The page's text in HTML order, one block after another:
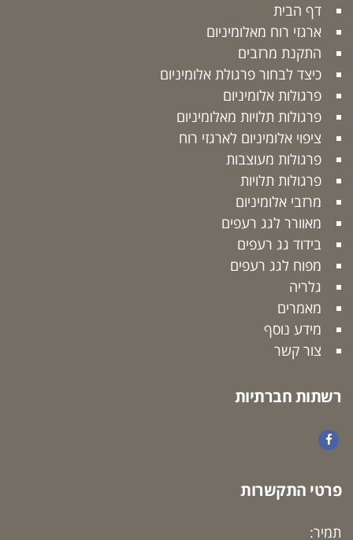
דף הבית
ארגזי רוח מאלומיניום
התקנת מרזבים
כיצד לבחור פרגולת אלומיניום
פרגולות אלומיניום
פרגולות תלויות מאלומיניום
ציפוי אלומיניום לארגזי רוח
פרגולות מעוצבות
פרגולות תלויות
מרזבי אלומיניום
מאוורר לגג רעפים
בידוד גג רעפים
מפוח לגג רעפים
גלריה
מאמרים
מידע נוסף
צור קשר
רשתות חברתיות
פרטי התקשרות
תמיר: